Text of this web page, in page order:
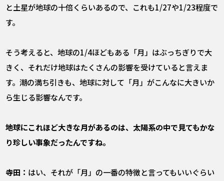
と土星が地球の十倍くらいあるので、これも1/27や1/23程度で
す。
そう考えると、地球の1/4ほどもある「月」はぶっちぎりで大
きく、それだけ地球はたくさんの影響を受けていると言えま
す。潮の満ち引きも、地球に対して「月」がこんなに大きいか
ら生じる影響なんです。
――地球にこれほど大きな月があるのは、太陽系の中で見てもかな
り珍しい事象だったんですね。
寺田： はい、それが「月」の一番の特徴と言ってもいいぐらい